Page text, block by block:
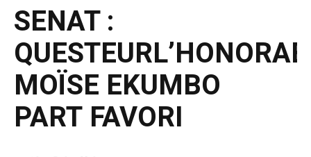
SENAT :
MOÏSE EKUMBO
PART FAVORI